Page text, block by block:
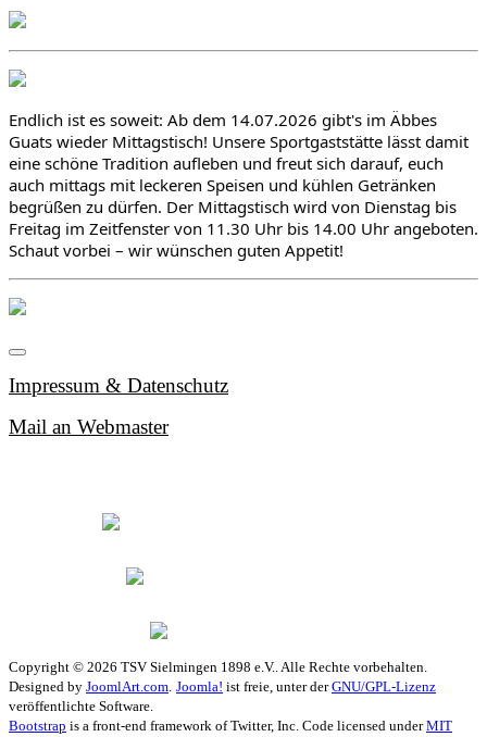
Endlich ist es soweit: Ab dem 14.07.2026 gibt's im Äbbes
Guats wieder Mittagstisch! Unsere Sportgaststätte lässt damit
eine schöne Tradition aufleben und freut sich darauf, euch
auch mittags mit leckeren Speisen und kühlen Getränken
begrüßen zu dürfen. Der Mittagstisch wird von Dienstag bis
Freitag im Zeitfenster von 11.30 Uhr bis 14.00 Uhr angeboten.
Schaut vorbei – wir wünschen guten Appetit!
Impressum & Datenschutz
Mail an Webmaster
Copyright © 2026 TSV Sielmingen 1898 e.V.. Alle Rechte vorbehalten.
Designed by JoomlArt.com Joomla! ist freie, unter derGNU/GPL-Lizenz
veröffentlichte Software.
Bootstrap is a front-end framework of Twitter, Inc. Code licensed underMIT